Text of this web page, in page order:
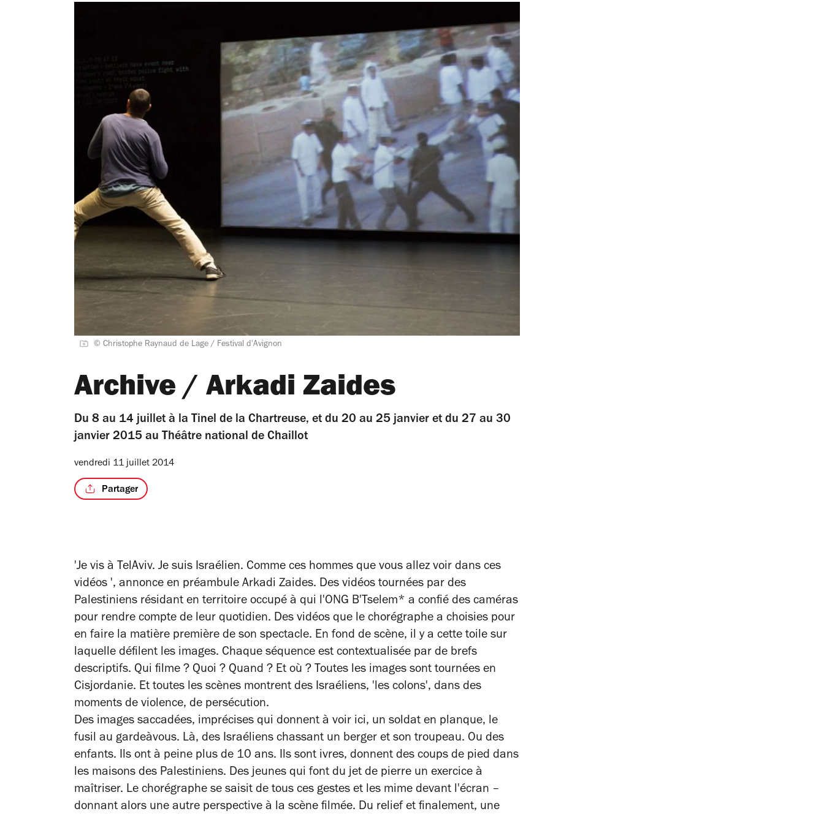
© Christophe Raynaud de Lage / Festival d'Avignon
Archive / Arkadi Zaides
Du 8 au 14 juillet à la Tinel de la Chartreuse, et du 20 au 25 janvier et du 27 au 30
janvier 2015 au Théâtre national de Chaillot
vendredi 11 juillet 2014
Partager
'Je vis à Tel­Aviv. Je suis Israélien. Comme ces hommes que vous allez voir dans ces
vidéos ', annonce en préambule Arkadi Zaides. Des vidéos tournées par des
Palestiniens résidant en territoire occupé à qui l'ONG B'Tselem* a confié des caméras
pour rendre compte de leur quotidien. Des vidéos que le chorégraphe a choisies pour
en faire la matière première de son spectacle. En fond de scène, il y a cette toile sur
laquelle défilent les images. Chaque séquence est contextualisée par de brefs
descriptifs. Qui filme ? Quoi ? Quand ? Et où ? Toutes les images sont tournées en
Cisjordanie. Et toutes les scènes montrent des Israéliens, 'les colons', dans des
moments de violence, de persécution.
Des images saccadées, imprécises qui donnent à voir ici, un soldat en planque, le
fusil au garde­à­vous. Là, des Israéliens chassant un berger et son troupeau. Ou des
enfants. Ils ont à peine plus de 10 ans. Ils sont ivres, donnent des coups de pied dans
les maisons des Palestiniens. Des jeunes qui font du jet de pierre un exercice à
maîtriser. Le chorégraphe se saisit de tous ces gestes et les mime devant l'écran –
donnant alors une autre perspective à la scène filmée. Du relief et finalement, une